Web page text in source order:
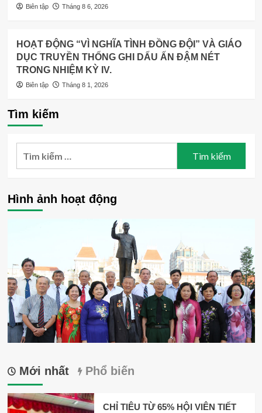
Biên tập Tháng 8 6, 2026
HOẠT ĐỘNG “VÌ NGHĨA TÌNH ĐỒNG ĐỘI” VÀ GIÁO
DỤC TRUYỀN THỐNG GHI DẤU ẤN ĐẬM NÉT
TRONG NHIỆM KỲ IV.
Biên tập Tháng 8 1, 2026
Tìm kiếm
Hình ảnh hoạt động
Mới nhất Phổ biến
CHỈ TIÊU TỪ 65% HỘI VIÊN TIẾT